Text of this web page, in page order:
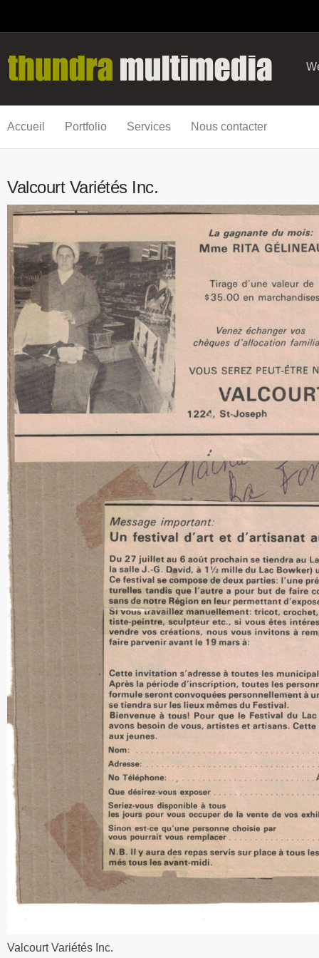
Accueil Portfolio Services Nous contacter
Valcourt Variétés Inc.
Valcourt Variétés Inc.